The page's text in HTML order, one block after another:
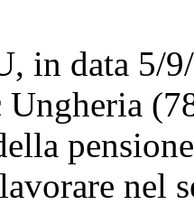
in data 5/
Ungheria
nel